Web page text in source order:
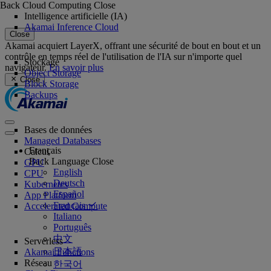
Close
Akamai acquiert LayerX, offrant une sécurité de bout en bout et un
contrôle en temps réel de l'utilisation de l'IA sur n'importe quel
navigateur.En savoir plus
Close
Français
Back Language Close
English
Deutsch
Español
Français
Italiano
Português
中文
日本語
한국어
Back Cloud Computing Close
Intelligence artificielle (IA)
Akamai Inference Cloud
Stockage
Object Storage
Block Storage
Backups
Bases de données
Managed Databases
Calcul
GPU
CPU
Kubernetes
App Platform
Accelerated Compute
Serverless
Akamai Functions
Réseau